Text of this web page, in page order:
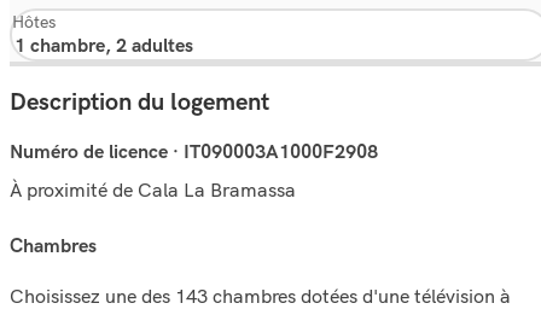
Hôtes
Description du logement
Numéro de licence · IT090003A1000F2908
À proximité de Cala La Bramassa
chambres
Choisissez une des 143 chambres dotées d'une télévision à